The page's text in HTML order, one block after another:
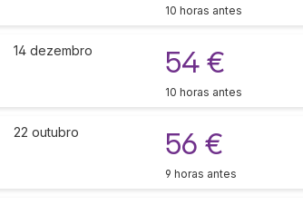
10 horas antes
14 dezembro 54 €
10 horas antes
22 outubro 56 €
9 horas antes